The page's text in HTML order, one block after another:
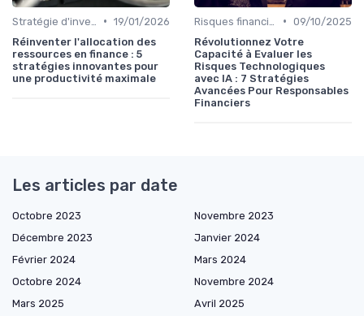
• 19/01/2026
Réinventer l'allocation des
ressources en finance : 5
stratégies innovantes pour
une productivité maximale
• 09/10/2025
Révolutionnez Votre
Capacité à Evaluer les
Risques Technologiques
avec IA : 7 Stratégies
Avancées Pour Responsables
Financiers
Les articles par date
Octobre 2023
Novembre 2023
Décembre 2023
Janvier 2024
Février 2024
Mars 2024
Octobre 2024
Novembre 2024
Mars 2025
Avril 2025